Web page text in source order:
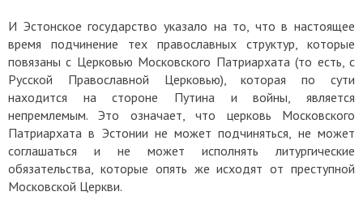
И Эстонское государство указало на то, что в настоящее
время подчинение тех православных структур, которые
повязаны с Церковью Московского Патриархата (то есть, с
Русской Православной Церковью), которая по сути
находится на стороне Путина и войны, является
непремлемым. Это означает, что церковь Московского
Патриархата в Эстонии не может подчиняться, не может
соглашаться и не может исполнять литургические
обязательства, которые опять же исходят от преступной
Московской Церкви.